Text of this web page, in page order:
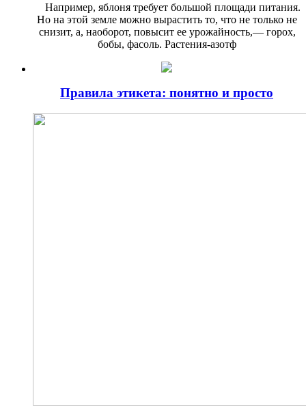
Например, яблоня требует боль­шой площади питания.
Но на этой земле можно вырастить то, что не только не
снизит, а, наоборот, по­высит ее урожайность,— горох,
бобы, фасоль. Растения-азотф
Правила этикета: понятно и просто